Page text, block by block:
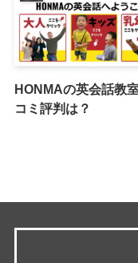
HONMAの英会話教
コミ評判は？